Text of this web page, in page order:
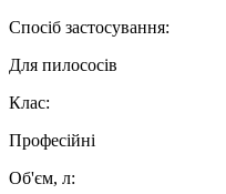
Спосіб застосування:
Для пилососів
Клас:
Професійні
Об'єм, л: